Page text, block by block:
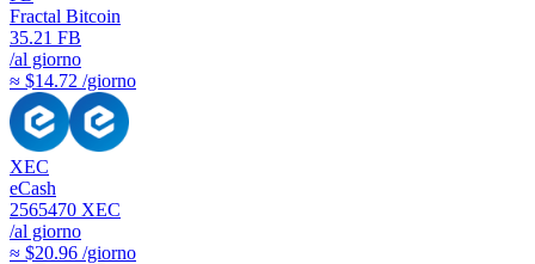
Fractal Bitcoin
35.21 FB
/al giorno
≈ $14.72 /giorno
XEC
eCash
2565470 XEC
/al giorno
≈ $20.96 /giorno